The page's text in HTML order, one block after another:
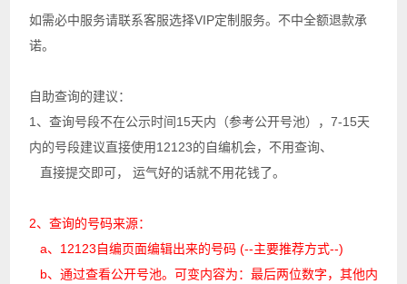
如需必中服务请联系客服选择VIP定制服务。不中全额退款承
诺。
自助查询的建议：
1、查询号段不在公示时间15天内（参考公开号池），7-15天
内的号段建议直接使用12123的自编机会，不用查询、
直接提交即可， 运气好的话就不用花钱了。
2、查询的号码来源：
a、12123自编页面编辑出来的号码 (--主要推荐方式--)
b、通过查看公开号池。可变内容为：最后两位数字，其他内